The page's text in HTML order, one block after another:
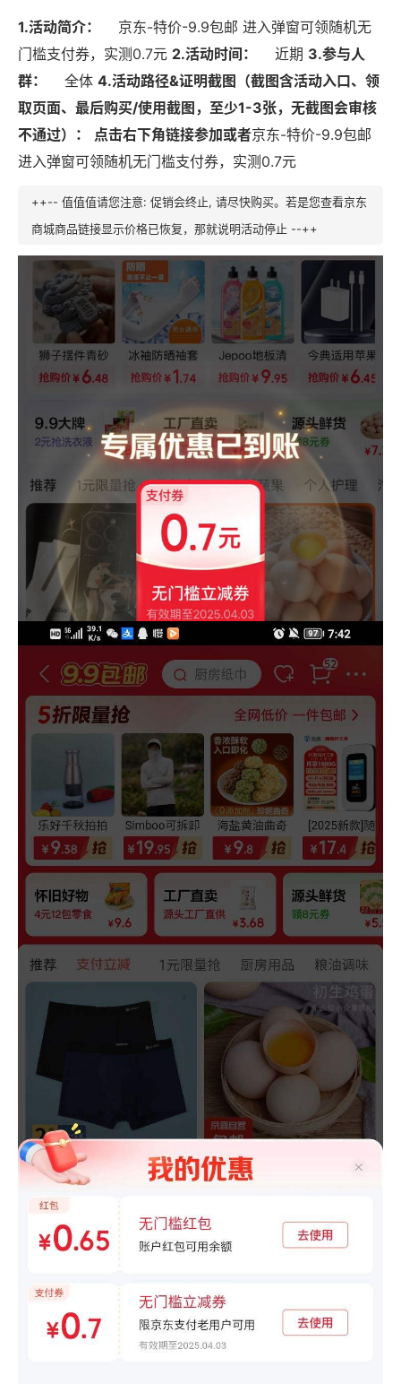
1.活动简介：
京东-特价-9.9包邮 进入弹窗可领随机无
门槛支付券，实测0.7元 2.活动时间： 近期 3.参与人
群：
全体 4.活动路径&证明截图（截图含活动入口、领
取页面、最后购买/使用截图，至少1-3张，无截图会审核
不通过）：
点击右下角链接参加或者京东-特价-9.9包邮
进入弹窗可领随机无门槛支付券，实测0.7元
++-- 值值值请您注意: 促销会终止, 请尽快购买。若是您查看京东
商城商品链接显示价格已恢复，那就说明活动停止 --++